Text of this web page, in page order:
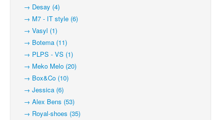
→ Desay (4)
→ M7 - IT style (6)
→ Vasyl (1)
→ Botema (11)
→ PLPS - VS (1)
→ Meko Melo (20)
→ Box&Co (10)
→ Jessica (6)
→ Alex Bens (53)
→ Royal-shoes (35)